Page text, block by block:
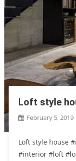
Loft style
February 5, 2019
Loft style house
#interior #loft